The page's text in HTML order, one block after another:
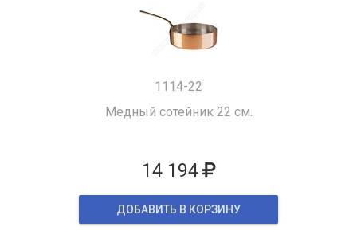
1114-22
Медный сотейник 22 см.
14 194
ДОБАВИТЬ В КОРЗИНУ